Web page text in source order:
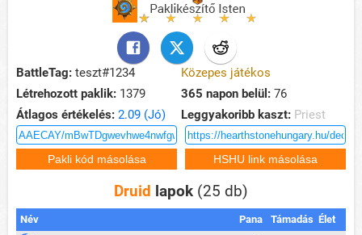
BattleTag: teszt#1234
Közepes játékos
Létrehozott paklik: 1379 365 napon belül: 76
Átlagos értékelés: 2.09 (Jó) Leggyakoribb kaszt: Priest
Druid lapok (25 db)
Név Pana Támadás Élet